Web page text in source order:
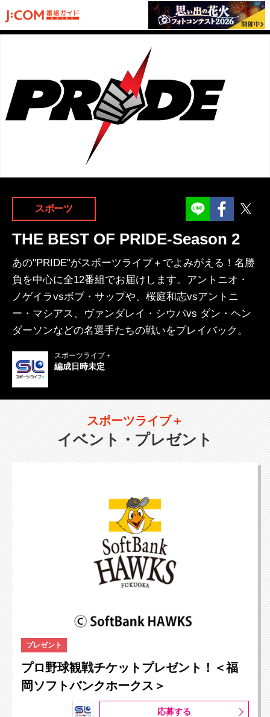
スポーツ
THE BEST OF PRIDE-Season 2
あの"PRIDE"がスポーツライブ＋でよみがえる！名勝
負を中心に全12番組でお届けします。アントニオ・
ノゲイラvsボブ・サップや、桜庭和志vsアントニ
ー・マシアス、ヴァンダレイ・シウバvs ダン・ヘン
ダーソンなどの名選手たちの戦いをプレイバック。
スポーツライブ＋
編成日時未定
スポーツライブ＋
イベント・プレゼント
プレゼント
プロ野球観戦チケットプレゼント！＜福
岡ソフトバンクホークス＞
応募する